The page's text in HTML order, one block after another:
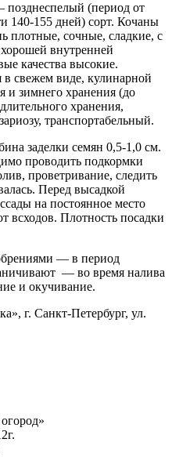
(период от
140-155 дней) сорт. Кочаны
плотные, сочные, сладкие, с
внутренней
качества высокие.
в свежем виде, кулинарной
и зимнего хранения (до
хранения,
транспортабельный.
заделки семян 0,5-1,0 см.
проводить подкормки
проветривание, следить
Перед высадкой
на постоянное место
всходов. Плотность посадки
— в период
— во время налива
и окучивание.
г. Санкт-Петербург, ул.